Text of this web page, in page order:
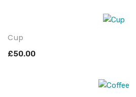
Cup
£50.00